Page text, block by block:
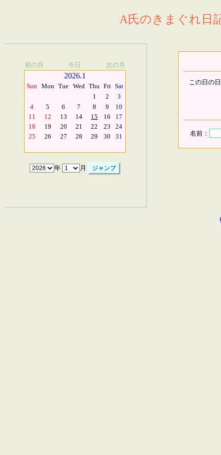
A氏のきまぐれ日
前の月 今日 次の月
2026.1
Sun Mon Tue Wed Thu Fri Sat
1
2
3
4
5 6 7 8 9
10
11
12 13 14 15 16
17
18
19 20 21 22 23
24
25
26 27 28 29 30 31
年 月
この日の
名前：